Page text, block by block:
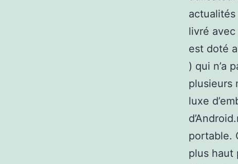
livré
est doté
) qui n’a
plusieurs
luxe
portable.
plus haut